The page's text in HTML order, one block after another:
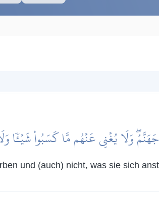
وَلَا يُغۡنِي عَنۡهُم مَّا كَسَبُواْ شَيۡـٔٗا
und (auch) nicht, was sie sich